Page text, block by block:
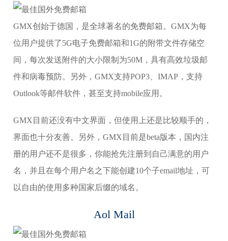
GMX创始于德国，是全球著名的免费邮箱。GMX为每
位用户提供了5G电子免费邮箱和1G的附带文件存储空
间，每次发送附件的大小限制为50M，具有高效垃圾邮
件和病毒预防。另外，GMX支持POP3、IMAP，支持
Outlook等邮件软件，甚至支持mobile应用。
GMX目前还没有中文界面，但使用上还是比较顺手的，
界面也十分友善。另外，GMX目前是beta版本，国内注
册的用户还不是很多，你能抢先注册到自己满意的用户
名，并且在每个用户名之下能创建10个子email地址，可
以自由的使用多种国家后缀的域名。
Aol Mail